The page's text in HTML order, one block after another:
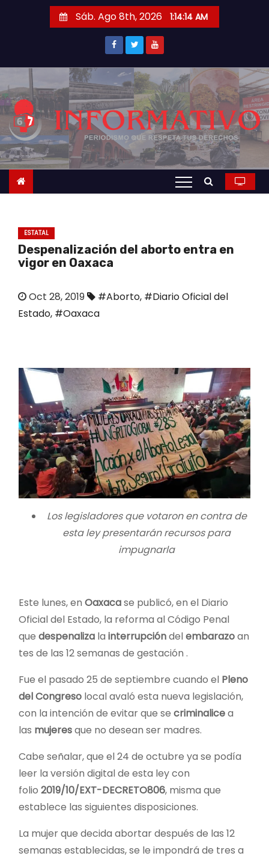
r
a
c
o
t
Sáb. Ago 8th, 2026 1:14:15 AM
ESTATAL
Despenalización del aborto entra en
vigor en Oaxaca
Oct 28, 2019 #Aborto, #Diario Oficial del
Estado, #Oaxaca
Los legisladores que votaron en contra de
esta ley presentarán recursos para
impugnarla
Este lunes, en Oaxacase publicó, en el Diario
Oficial del Estado, la reforma al Código Penal
que despenaliza la interrupcióndelembarazoan
tes de las 12 semanas de gestación .
Fue el pasado 25 de septiembre cuando el Pleno
del Congreso local avaló esta nueva legislación,
con la intención de evitar que se criminalicea
las mujeresque no desean ser madres.
Cabe señalar, que el 24 de octubre ya se podía
leer la versión digital de esta ley con
folio 2019/10/EXT-DECRETO806, misma que
establece las siguientes disposiciones.
La mujer que decida abortar después de las 12
semanas establecidas, se le impondrá de tres a